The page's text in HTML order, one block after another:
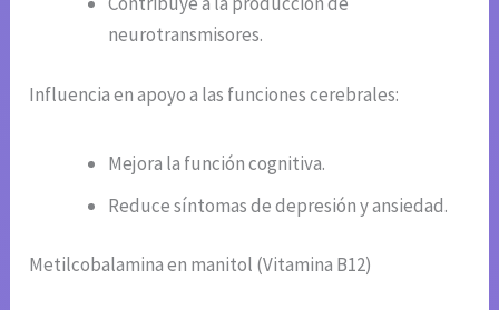
neurotransmisores.
Influencia en apoyo a las funciones cerebrales:
Mejora la función cognitiva.
Reduce síntomas de depresión y ansiedad.
Metilcobalamina en manitol (Vitamina B12)